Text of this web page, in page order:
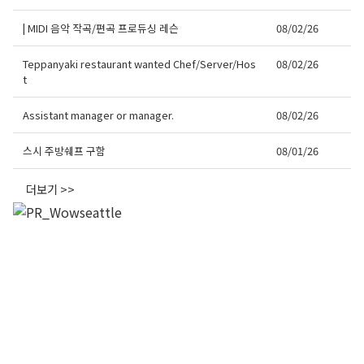
| MIDI 음악 작곡/편곡 프로듀싱 레슨 08/02/26
Teppanyaki restaurant wanted Chef/Server/Hos
t
08/02/26
Assistant manager or manager. 08/02/26
스시 주방쉐프 구함 08/01/26
더보기 >>